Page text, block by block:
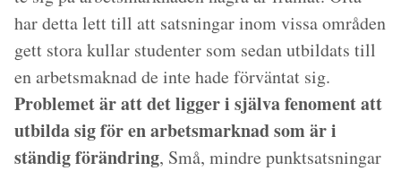
har detta lett till att satsningar inom vissa områden
gett stora kullar studenter som sedan utbildats till
en arbetsmaknad de inte hade förväntat sig.
Problemet är att det ligger i själva fenoment att
utbilda sig för en arbetsmarknad som är i
ständig förändring, Små, mindre punktsatsningar